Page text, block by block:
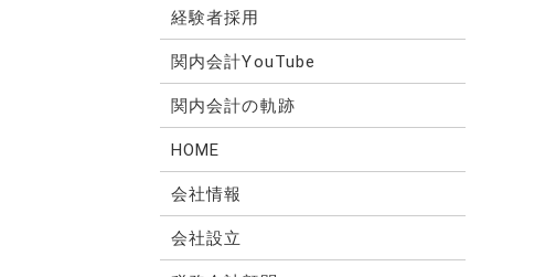
経験者採用
関内会計YouTube
関内会計の軌跡
HOME
会社情報
会社設立